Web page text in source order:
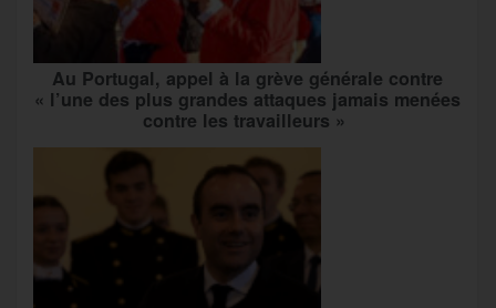
Au Portugal, appel à la grève générale contre
« l’une des plus grandes attaques jamais menées
contre les travailleurs »